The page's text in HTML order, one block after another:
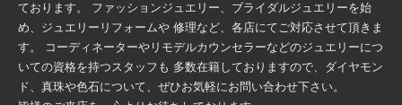
ております。 ファッションジュエリー、ブライダルジュエリーを始
め、ジュエリーリフォームや 修理など、各店にてご対応させて頂きま
す。 コーディネーターやリモデルカウンセラーなどのジュエリーにつ
いての資格を持つスタッフも 多数在籍しておりますので、ダイヤモン
ド、真珠や色石について、ぜひお気軽にお問い合わせ下さい。